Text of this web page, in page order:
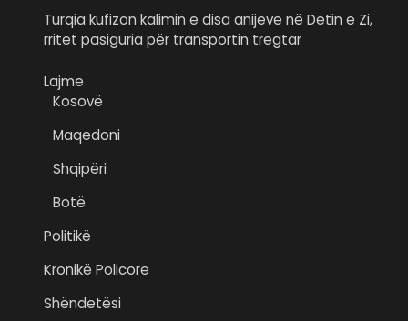
Turqia kufizon kalimin e disa anijeve në Detin e Zi,
rritet pasiguria për transportin tregtar
Lajme
Kosovë
Maqedoni
Shqipëri
Botë
Politikë
Kronikë Policore
Shëndetësi